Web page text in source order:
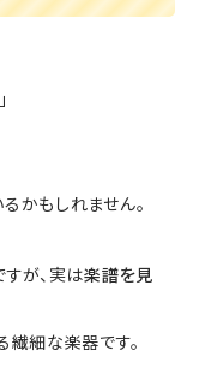
かもしれません。
が、実は楽譜を見
繊細な楽器です。